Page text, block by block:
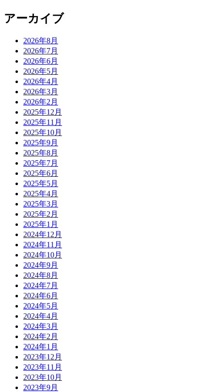
アーカイブ
2026年8月
2026年7月
2026年6月
2026年5月
2026年4月
2026年3月
2026年2月
2025年12月
2025年11月
2025年10月
2025年9月
2025年8月
2025年7月
2025年6月
2025年5月
2025年4月
2025年3月
2025年2月
2025年1月
2024年12月
2024年11月
2024年10月
2024年9月
2024年8月
2024年7月
2024年6月
2024年5月
2024年4月
2024年3月
2024年2月
2024年1月
2023年12月
2023年11月
2023年10月
2023年9月